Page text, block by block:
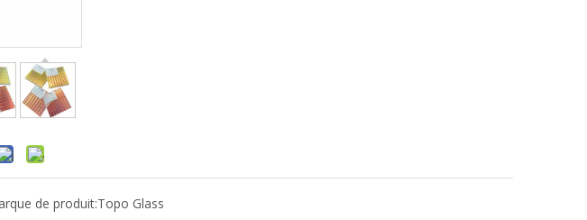
de produit:Topo Glass